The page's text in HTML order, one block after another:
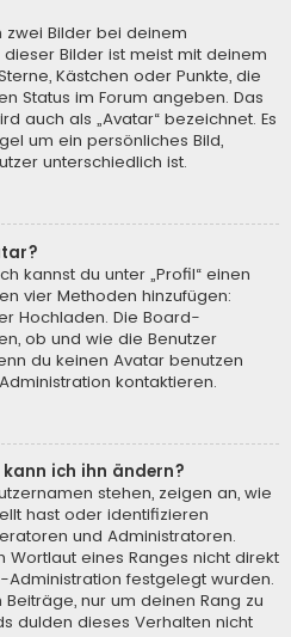
zwei Bilder bei deinem
Bilder ist meist mit deinem
Kästchen oder Punkte, die
Status im Forum angeben. Das
auch als „Avatar“ bezeichnet. Es
um ein persönliches Bild,
unterschiedlich ist.
kannst du unter „Profil“ einen
vier Methoden hinzufügen:
Hochladen. Die Board-
ob und wie die Benutzer
du keinen Avatar benutzen
kontaktieren.
ich ihn ändern?
stehen, zeigen an, wie
hast oder identifizieren
und Administratoren.
eines Ranges nicht direkt
festgelegt wurden.
nur um deinen Rang zu
dulden dieses Verhalten nicht